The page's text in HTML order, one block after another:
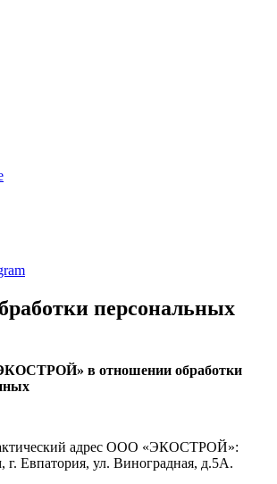
персональных
в отношении обработки
адрес ООО «ЭКОСТРОЙ»:
г. Евпатория, ул. Виноградная, д.5А.